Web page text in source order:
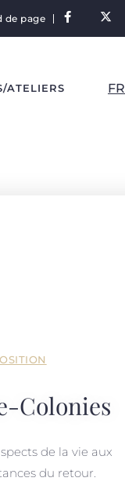
de page
ATELIERS FR
Colonies
de la vie aux
du retour.